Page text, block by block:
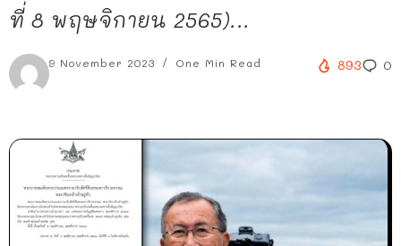
ที่ 8 พฤษจิกายน 2565)...
9 November 2023 One Min Read 893 0